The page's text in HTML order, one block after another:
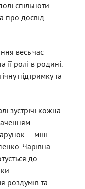
спільноти
про досвід
весь час
ролі в родині.
підтримку та
зустрічі кожна
— міні
Чарівна
до
роздумів та